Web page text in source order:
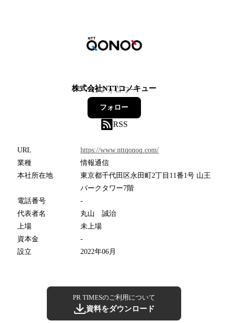
株式会社NTTコノキュー
19フォロワー
フォロー
RSS
URL
https://www.nttqonoq.com/
業種
情報通信
本社所在地
東京都千代田区永田町2丁目11番1号 山王
パークタワー7階
電話番号
-
代表者名
丸山 誠治
上場
未上場
資本金
-
設立
2022年06月
PR TIMESのご利用について
資料をダウンロード